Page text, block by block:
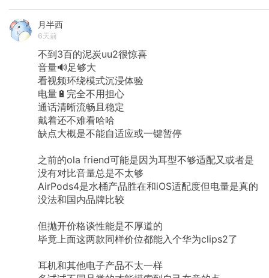
月半西
6天前
不到3百的泥炭uu2很惊喜
音量🔊足够大
看视频环绕模式沉浸体验
电量🔋完全不用担心
通话清晰流畅且稳定
戴着还不难看哈哈
缺点大概是不能自适应或一键暂停
之前的ola friend可能是因为耳型不够适配又或者是
没有对比音量总是不太够
AirPods4是水桶产品胜在和iOS适配度但电量是真的
没法和国内品牌比较
但抛开价格谈性能是不厚道的
毕竟上面这两款同样价位都能入个华为clips2了
耳机和其他电子产品不太一样